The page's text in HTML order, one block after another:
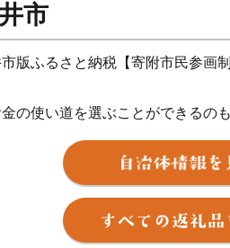
市
版ふるさと納税【寄附市民参画制
の使い道を選ぶことができるの
ひとつです。
市では、寄附金の使い道を市民か
決定にまで市民の意思を取り入れ